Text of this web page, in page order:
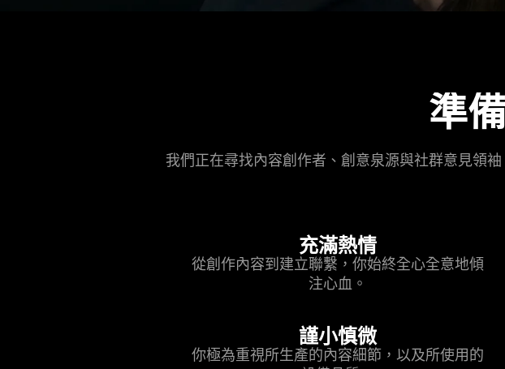
準
我們正在尋找內容創作者、創意泉源與社群意見領
充滿熱情
從創作內容到建立聯繫，你始終全心全意地傾
注心血。
謹小慎微
你極為重視所生產的內容細節，以及所使用的